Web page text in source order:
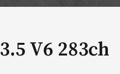
3.5 V6 283ch